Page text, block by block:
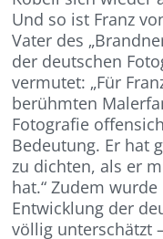
Und so ist Franz
Vater des
der deutschen
vermutet: „Für
berühmten
Fotografie
Bedeutung. Er hat
zu dichten, als er
hat.“ Zudem
Entwicklung der
völlig unterschätzt